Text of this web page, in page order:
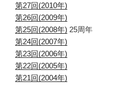
第27回(2010年)
第26回(2009年)
第25回(2008年) 25周年
第24回(2007年)
第23回(2006年)
第22回(2005年)
第21回(2004年)